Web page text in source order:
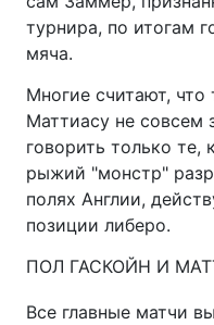
турнира, по итогам
мяча.
Многие считают, что
Маттиасу не совсем
говорить только те,
рыжий "монстр"
полях Англии,
позиции либеро.
ПОЛ ГАСКОЙН И
Все главные матчи